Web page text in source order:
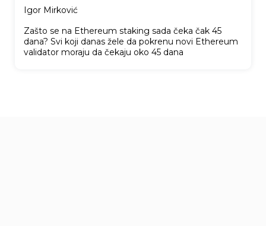
Igor Mirković
Zašto se na Ethereum staking sada čeka čak 45
dana? Svi koji danas žele da pokrenu novi Ethereum
validator moraju da čekaju oko 45 dana